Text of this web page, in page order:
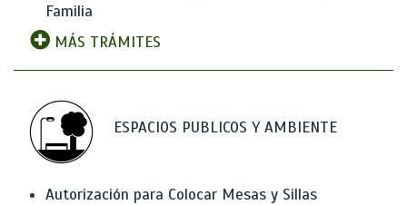
Familia
MÁS TRÁMITES
ESPACIOS PUBLICOS Y AMBIENTE
Autorización para Colocar Mesas y Sillas